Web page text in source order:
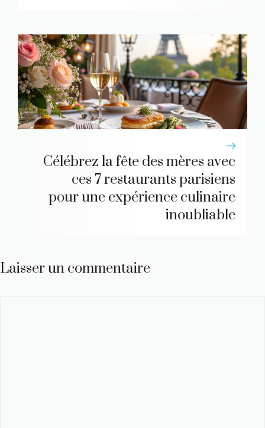
Célébrez la fête des mères avec
ces 7 restaurants parisiens
pour une expérience culinaire
inoubliable
Laisser un commentaire